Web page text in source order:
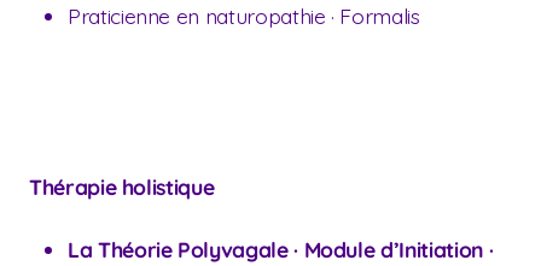
Praticienne en naturopathie · Formalis
Thérapie holistique
La Théorie Polyvagale · Module d’Initiation ·